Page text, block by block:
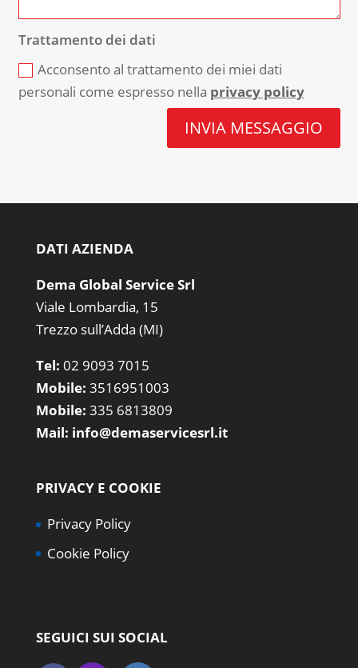
Trattamento dei dati
Acconsento al trattamento dei miei dati
personali come espresso nella privacy policy
INVIA MESSAGGIO
DATI AZIENDA
Dema Global Service Srl
Viale Lombardia, 15
Trezzo sull’Adda (MI)
Tel: 02 9093 7015
Mobile: 3516951003
Mobile: 335 6813809
Mail: info@demaservicesrl.it
PRIVACY E COOKIE
Privacy Policy
Cookie Policy
SEGUICI SUI SOCIAL